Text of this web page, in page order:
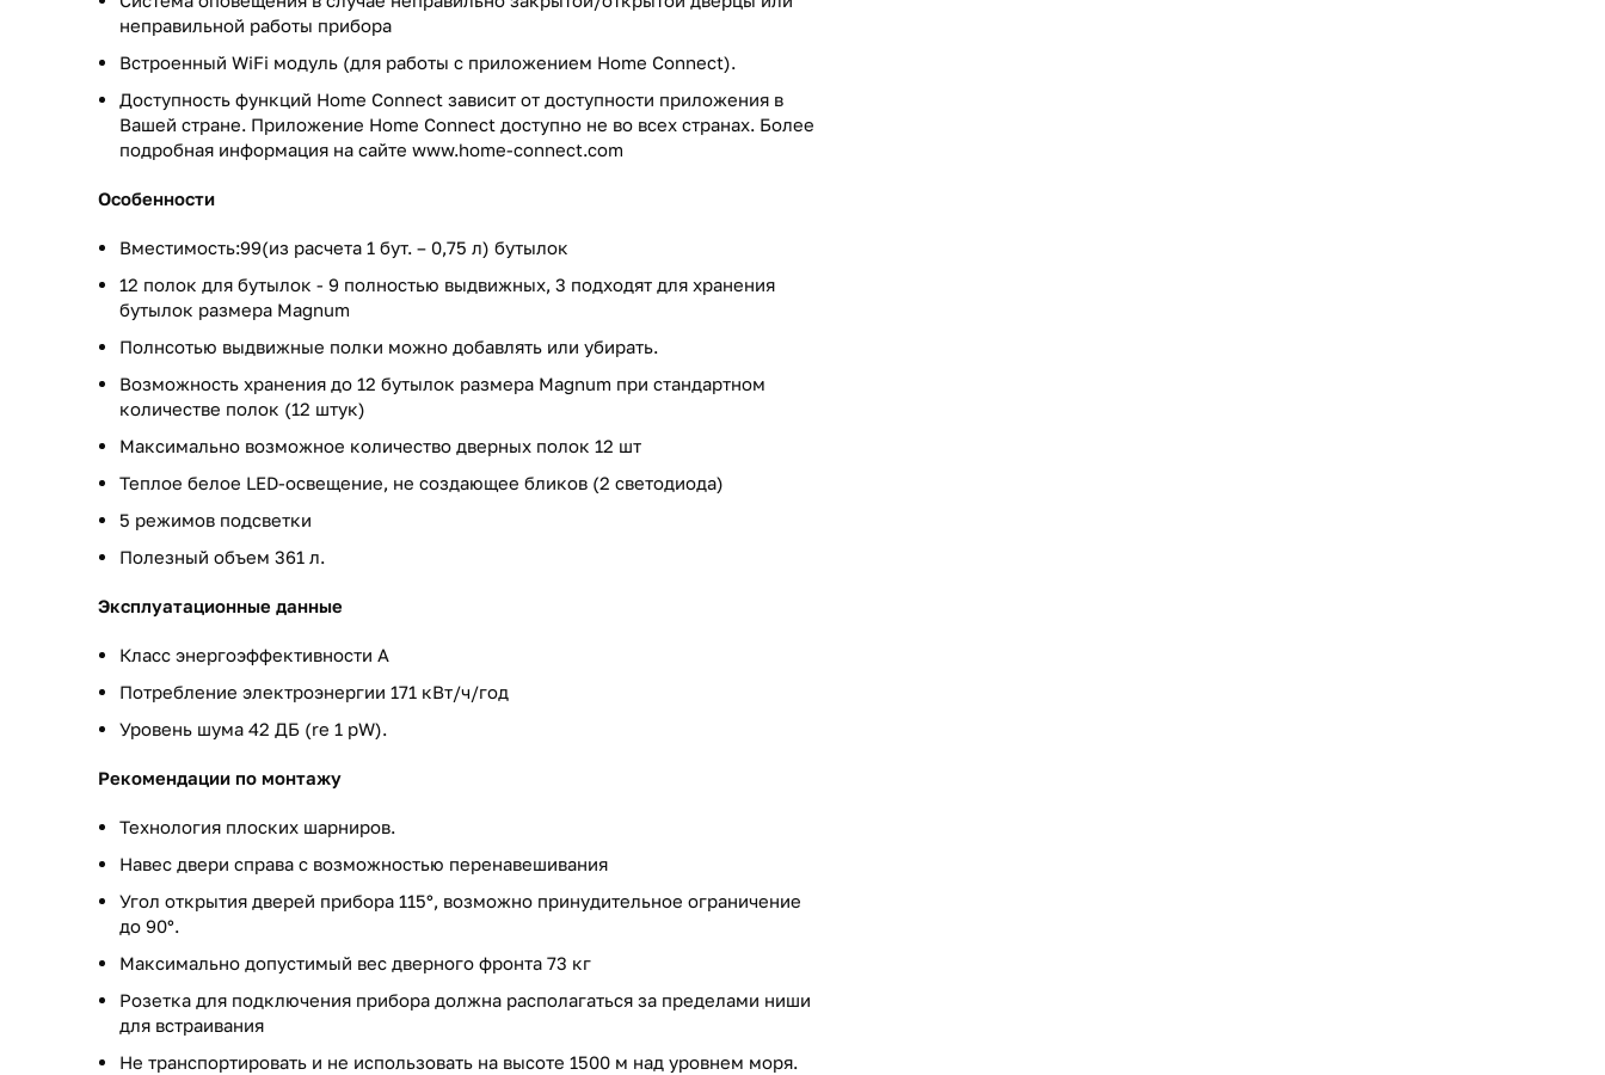
неправильной работы прибора
Встроенный WiFi модуль (для работы с приложением Home Connect).
Доступность функций Home Connect зависит от доступности приложения в
Вашей стране. Приложение Home Connect доступно не во всех странах. Более
подробная информация на сайте www.home-connect.com
Особенности
Вместимость:99(из расчета 1 бут. – 0,75 л) бутылок
12 полок для бутылок - 9 полностью выдвижных, 3 подходят для хранения
бутылок размера Magnum
Полнсотью выдвижные полки можно добавлять или убирать.
Возможность хранения до 12 бутылок размера Magnum при стандартном
количестве полок (12 штук)
Максимально возможное количество дверных полок 12 шт
Теплое белое LED-освещение, не создающее бликов (2 светодиода)
5 режимов подсветки
Полезный объем 361 л.
Эксплуатационные данные
Класс энергоэффективности A
Потребление электроэнергии 171 кВт/ч/год
Уровень шума 42 ДБ (re 1 pW).
Рекомендации по монтажу
Технология плоских шарниров.
Навес двери справа с возможностью перенавешивания
Угол открытия дверей прибора 115°, возможно принудительное ограничение
до 90°.
Максимально допустимый вес дверного фронта 73 кг
Розетка для подключения прибора должна располагаться за пределами ниши
для встраивания
Не транспортировать и не использовать на высоте 1500 м над уровнем моря.